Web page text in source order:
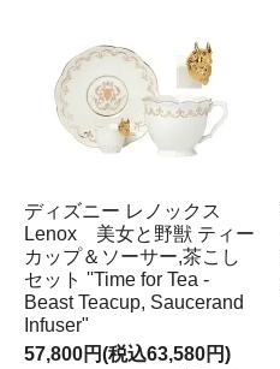
ディズニー レノックス
Lenox 美女と野獣 ティー
カップ＆ソーサー,茶こし
セット ''Time for Tea -
Beast Teacup, Saucerand
Infuser"
57,800円(税込63,580円)